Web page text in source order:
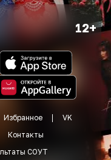
12+
Избранное
VK
Контакты
СОУТ